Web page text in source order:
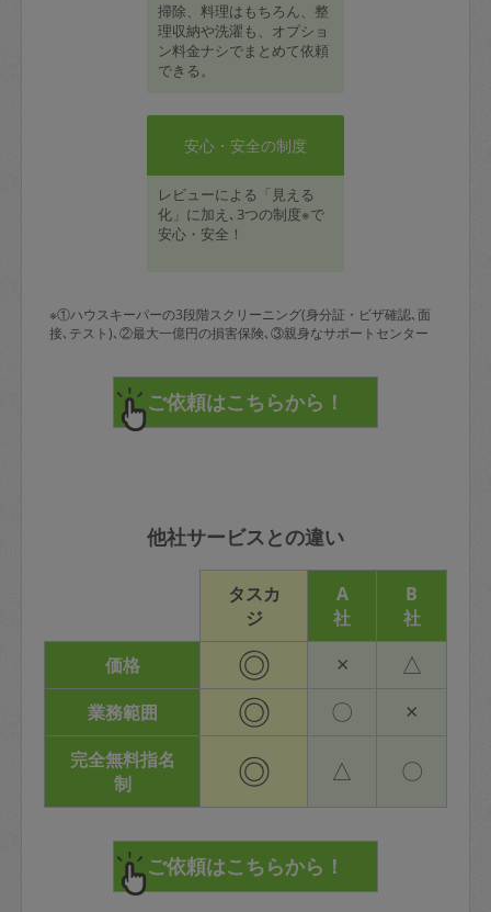
掃除、料理はもちろん、整
理収納や洗濯も、オプショ
ン料金ナシでまとめて依頼
できる。
安心・安全の制度
レビューによる「見える
化」に加え､3つの制度※で
安心・安全！
※①ハウスキーパーの3段階スクリーニング(身分証・ビザ確認､面
接､テスト)､②最大一億円の損害保険､③親身なサポートセンター
他社サービスとの違い
タスカ
ジ
A
社
B
社
価格
◎ × △
業務範囲 ◎ 〇 ×
完全無料指名
制
◎ △ 〇